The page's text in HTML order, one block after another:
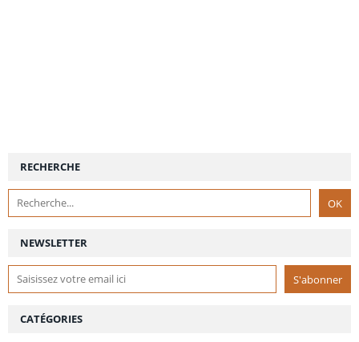
NEWSLETTER
RECHERCHE
CATÉGORIES